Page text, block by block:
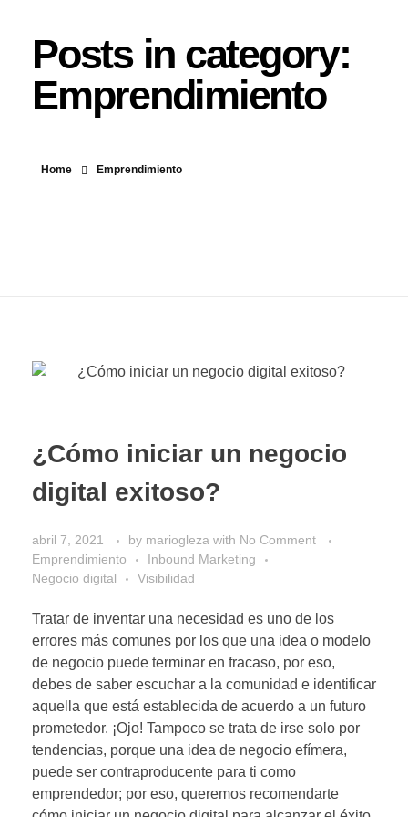
Home Emprendimiento
Posts in category:
Emprendimiento
¿Cómo iniciar un negocio
digital exitoso?
abril 7, 2021 by mariogleza with No Comment
Emprendimiento
Inbound Marketing
Negocio digital
Visibilidad
Tratar de inventar una necesidad es uno de los
errores más comunes por los que una idea o modelo
de negocio puede terminar en fracaso, por eso,
debes de saber escuchar a la comunidad e identificar
aquella que está establecida de acuerdo a un futuro
prometedor. ¡Ojo! Tampoco se trata de irse solo por
tendencias, porque una idea de negocio efímera,
puede ser contraproducente para ti como
emprendedor; por eso, queremos recomendarte